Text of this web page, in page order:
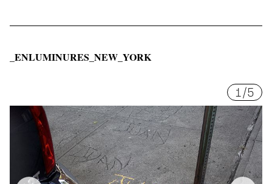
_ENLUMINURES_NEW_YORK
1 /5